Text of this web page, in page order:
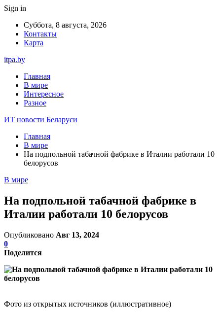
Sign in
Суббота, 8 августа, 2026
Контакты
Карта
itpa.by
Главная
В мире
Интересное
Разное
ИТ новости Беларуси
Главная
В мире
На подпольной табачной фабрике в Италии работали 10
белорусов
В мире
На подпольной табачной фабрике в
Италии работали 10 белорусов
Опубликовано Авг 13, 2024
0
Поделится
Фото из открытых источников (иллюстративное)